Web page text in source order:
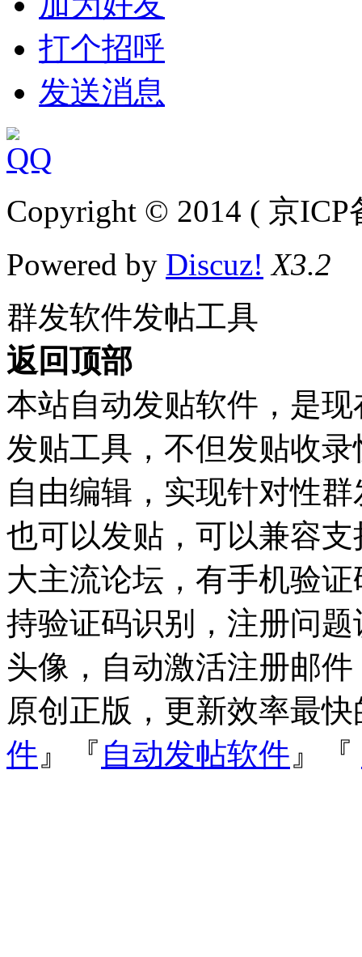
打个招呼
发送消息
Copyright © 2014 ( 京ICP
Powered by Discuz! X3.2
群发软件发帖工具
返回顶部
本站自动发贴软件，是
发贴工具，不但发贴收
自由编辑，实现针对性
也可以发贴，可以兼容支
大主流论坛，有手机验
持验证码识别，注册问
头像，自动激活注册邮
原创正版，更新效率最
件 』『 自动发帖软件 』『